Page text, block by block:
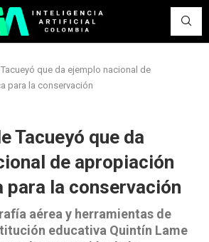
que da ejemplo nacional de
para la conservación
Tacueyó que da
de apropiación
para la conservación
aérea y herramientas de
educativa Quintín Lame